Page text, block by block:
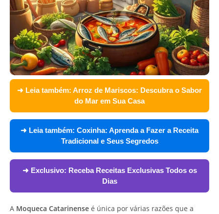
➜ Leia também: Arroz de Mariscos: Descubra o Sabor
do Mar em Sua Casa
➜ Leia também: Coxinha: Aprenda a Fazer a Receita
Tradicional e Seus Segredos
➜ Exclusivo: Receba Receitas Exclusivas Todos os
Dias
A Moqueca Catarinense é única por várias razões que a